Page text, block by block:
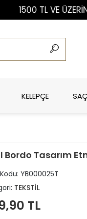
TL VE ÜZERİNE
KELEPÇE
Bordo Tasarım
YB000025T
TEKSTİL
TL